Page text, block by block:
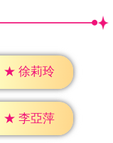
★ 徐莉玲
★ 李亞萍